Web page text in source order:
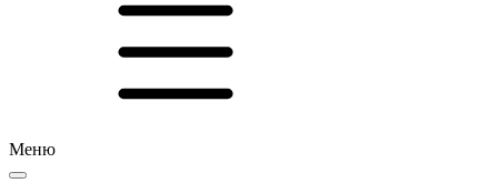
Меню